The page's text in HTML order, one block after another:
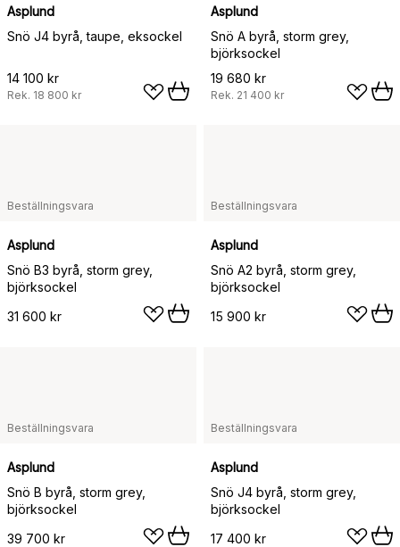
Asplund
Snö J4 byrå, taupe, eksockel
14 100 kr
Rek. 18 800 kr
Asplund
Snö A byrå, storm grey,
björksockel
19 680 kr
Rek. 21 400 kr
Beställningsvara
Asplund
Snö B3 byrå, storm grey,
björksockel
31 600 kr
Beställningsvara
Asplund
Snö A2 byrå, storm grey,
björksockel
15 900 kr
Beställningsvara
Asplund
Snö B byrå, storm grey,
björksockel
39 700 kr
Beställningsvara
Asplund
Snö J4 byrå, storm grey,
björksockel
17 400 kr